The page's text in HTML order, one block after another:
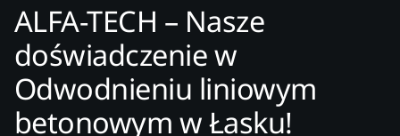
ALFA-TECH – Nasze
doświadczenie w
Odwodnieniu liniowym
betonowym w Łasku!